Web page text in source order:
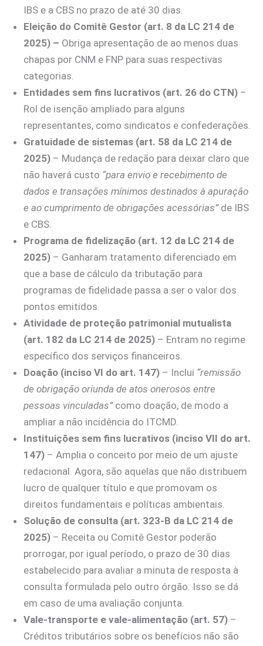
IBS e a CBS no prazo de até 30 dias.
Eleição do Comitê Gestor (art. 8 da LC 214 de
2025) – Obriga apresentação de ao menos duas
chapas por CNM e FNP para suas respectivas
categorias.
Entidades sem fins lucrativos (art. 26 do CTN) –
Rol de isenção ampliado para alguns
representantes, como sindicatos e confederações.
Gratuidade de sistemas (art. 58 da LC 214 de
2025) – Mudança de redação para deixar claro que
não haverá custo “para envio e recebimento de
dados e transações mínimos destinados à apuração
e ao cumprimento de obrigações acessórias” de IBS
e CBS.
Programa de fidelização (art. 12 da LC 214 de
2025) – Ganharam tratamento diferenciado em
que a base de cálculo da tributação para
programas de fidelidade passa a ser o valor dos
pontos emitidos.
Atividade de proteção patrimonial mutualista
(art. 182 da LC 214 de 2025) – Entram no regime
específico dos serviços financeiros.
Doação (inciso VI do art. 147) – Inclui “remissão
de obrigação oriunda de atos onerosos entre
pessoas vinculadas” como doação, de modo a
ampliar a não incidência do ITCMD.
Instituições sem fins lucrativos (inciso VII do art.
147) – Amplia o conceito por meio de um ajuste
redacional. Agora, são aquelas que não distribuem
lucro de qualquer título e que promovam os
direitos fundamentais e políticas ambientais.
Solução de consulta (art. 323-B da LC 214 de
2025) – Receita ou Comitê Gestor poderão
prorrogar, por igual período, o prazo de 30 dias
estabelecido para avaliar a minuta de resposta à
consulta formulada pelo outro órgão. Isso se dá
em caso de uma avaliação conjunta.
Vale-transporte e vale-alimentação (art. 57) –
Créditos tributários sobre os benefícios não são